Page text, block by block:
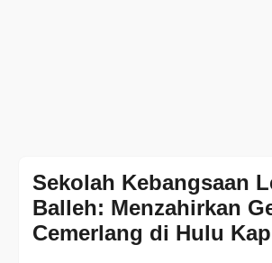
Sekolah Kebangsaan
Balleh: Menzahirkan
Cemerlang di Hulu